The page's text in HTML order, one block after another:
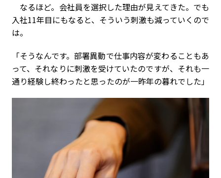
なるほど。会社員を選択した理由が見えてきた。でも
入社11年目にもなると、そういう刺激も減っていくので
は。
「そうなんです。部署異動で仕事内容が変わることもあ
って、それなりに刺激を受けていたのですが、それも一
通り経験し終わったと思ったのが一昨年の暮れでした」